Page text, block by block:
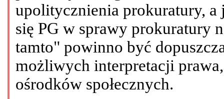
upolitycznienia prokuratury, a
się PG w sprawy prokuratury
tamto" powinno być
możliwych interpretacji
ośrodków społecznych.